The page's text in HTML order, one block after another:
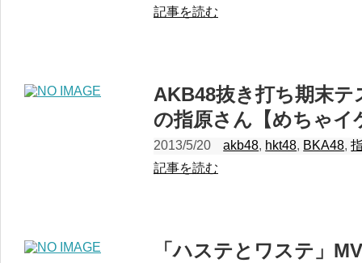
記事を読む
AKB48抜き打ち期末
の指原さん【めちゃイ
2013/5/20 akb48, hkt48, BKA48,
記事を読む
「ハステとワステ」